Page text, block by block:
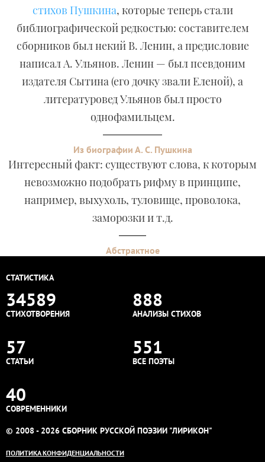
стихов Пушкина, которые теперь стали
библиографической редкостью: составителем
сборников был некий В. Ленин, а предисловие
написал А. Ульянов. Ленин — был псевдоним
издателя Сытина (его дочку звали Еленой), а
литературовед Ульянов был просто
однофамильцем.
Из биографии А. С. Пушкина
Интересный факт: существуют слова, к которым
невозможно подобрать рифму в принципе,
например, выхухоль, туловище, проволока,
заморозки и т.д.
Абстрактное
СТАТИСТИКА
34589
СТИХОТВОРЕНИЯ
888
АНАЛИЗЫ СТИХОВ
57
СТАТЬИ
551
ВСЕ ПОЭТЫ
40
СОВРЕМЕННИКИ
© 2008 - 2026 СБОРНИК РУССКОЙ ПОЭЗИИ "ЛИРИКОН"
ПОЛИТИКА КОНФИДЕНЦИАЛЬНОСТИ